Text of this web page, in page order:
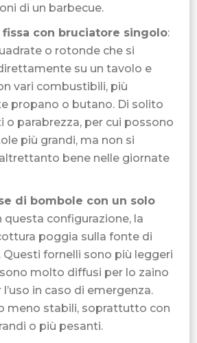
di un barbecue.
fissa con bruciatore singolo:
o rotonde che si
su un tavolo e
vari combustibili, più
propano o butano. Di solito
o parabrezza, per cui possono
più grandi, ma non si
bene nelle giornate
di bombole con un solo
questa configurazione, la
poggia sulla fonte di
fornelli sono più leggeri
molto diffusi per lo zaino
in caso di emergenza.
meno stabili, soprattutto con
o più pesanti.